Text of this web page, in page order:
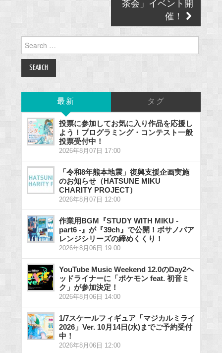
茶会」イベント開
催！
Search
for:
最新 タグ
投票に参加してお気に入り作品を応援し
よう！プログラミング・コンテスト一般
投票受付中！
2026年8月07日 17:00
「令和8年熊本地震」復興支援企画実施
のお知らせ（HATSUNE MIKU
CHARITY PROJECT）
2026年8月07日 12:00
作業用BGM『STUDY WITH MIKU -
part6 -』が『39ch』で公開！ボサノバア
レンジシリーズの締めくくり！
2026年8月06日 19:00
YouTube Music Weekend 12.0のDay2ヘ
ッドライナーに「ポケモン feat. 初音ミ
ク」が参加決定！
2026年8月06日 14:00
1/7スケールフィギュア「マジカルミライ
2026」Ver. 10月14日(水)までご予約受付
中！
2026年8月06日 12:00